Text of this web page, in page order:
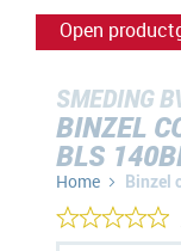
Open
SMEDING
BINZEL
BLS
Home Binzel